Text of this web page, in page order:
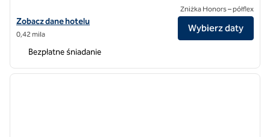
Zobacz szczegóły hotelu Hampton Inn Manhattan/Times Square
Zobacz dane hotelu
0,42 mila
Zniżka Honors – półflex
Wybierz daty
Bezpłatne śniadanie
1 z 12